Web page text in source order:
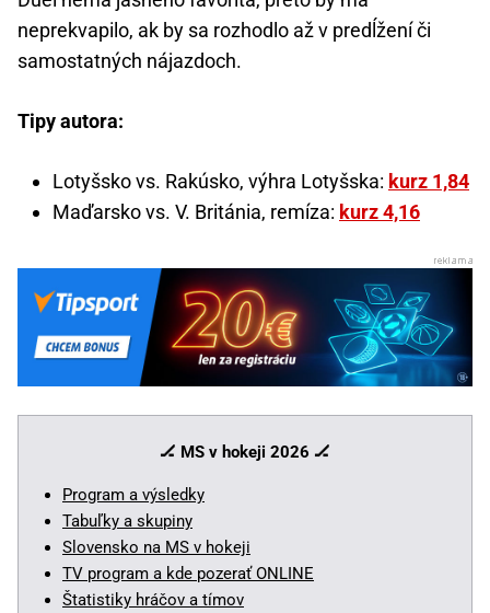
neprekvapilo, ak by sa rozhodlo až v predĺžení či
samostatných nájazdoch.
Tipy autora:
Lotyšsko vs. Rakúsko, výhra Lotyšska: kurz 1,84
Maďarsko vs. V. Británia, remíza: kurz 4,16
🏒 MS v hokeji 2026 🏒
Program a výsledky
Tabuľky a skupiny
Slovensko na MS v hokeji
TV program a kde pozerať ONLINE
Štatistiky hráčov a tímov